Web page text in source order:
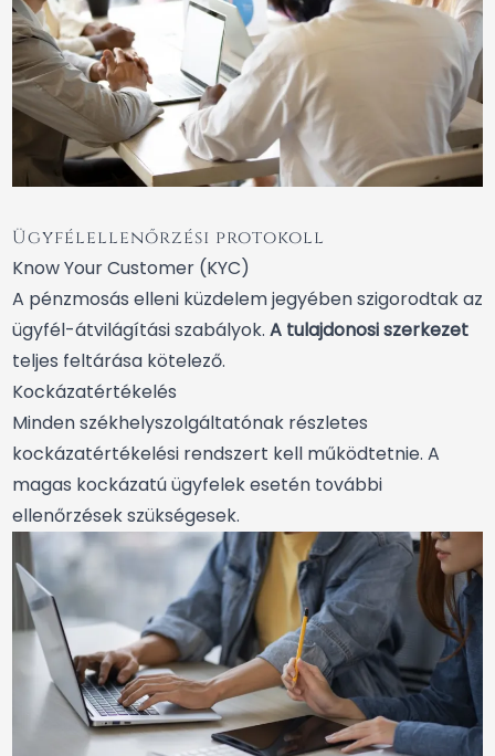
Ügyfélellenőrzési protokoll
Know Your Customer (KYC)
A pénzmosás elleni küzdelem jegyében szigorodtak az
ügyfél-átvilágítási szabályok. A tulajdonosi szerkezet
teljes feltárása kötelező.
Kockázatértékelés
Minden székhelyszolgáltatónak részletes
kockázatértékelési rendszert kell működtetnie. A
magas kockázatú ügyfelek esetén további
ellenőrzések szükségesek.